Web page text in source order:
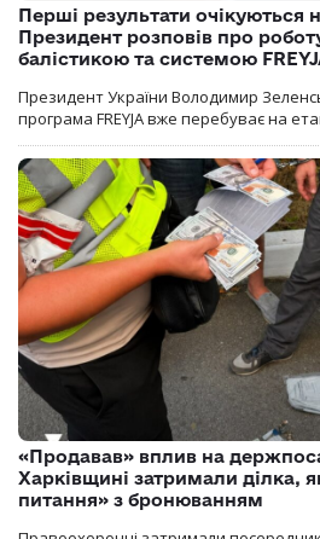
Перші результати очікуються
Президент розповів про
балістикою та системою
Президент України Володимир
програма FREYJA вже перебуває на
«Продавав» вплив на
Харківщині затримали ділка,
питання» з бронюванням